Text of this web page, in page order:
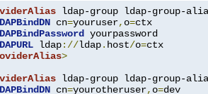
ldap-group ldap-group-
cn=youruser, o=ctx
yourpassword
ldap://ldap. host/o=
>
ldap-group ldap-group-
cn=yourotheruser, o=dev